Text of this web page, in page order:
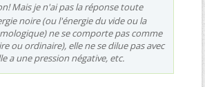
Mais je n'ai pas la réponse toute
noire (ou l'énergie du vide ou la
ne se comporte pas comme
ou ordinaire), elle ne se dilue pas avec
a une pression négative, etc.